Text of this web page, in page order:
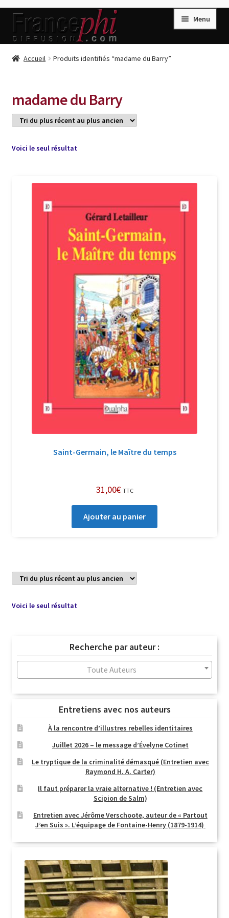
Aller
la
Aller
contenu
Menu
Accueil
Conditions de Vente
Connection
Listes d’Envies
Livres de Peter Randa
Livres de Philippe Randa
Login Customizer
Newsletter
Politique de confidentialité et cookies
Qui sommes-nous ?
Soutien à Philippe Randa
Suivi de la Commande
Accueil Produits identifiés “madame du Barry”
madame du Barry
Voici le seul résultat
Saint-Germain, le Maître du temps
31,00€ TTC
Ajouter au panier
Voici le seul résultat
Recherche par auteur :
Toute Auteurs
Entretiens avec nos auteurs
À la rencontre d’illustres rebelles identitaires
Juillet 2026 – le message d’Évelyne Cotinet
Le tryptique de la criminalité démasqué (Entretien avec
Raymond H. A. Carter)
Il faut préparer la vraie alternative ! (Entretien avec
Scipion de Salm)
Entretien avec Jérôme Verschoote, auteur de « Partout
J’en Suis ». L’équipage de Fontaine-Henry (1879-1914)